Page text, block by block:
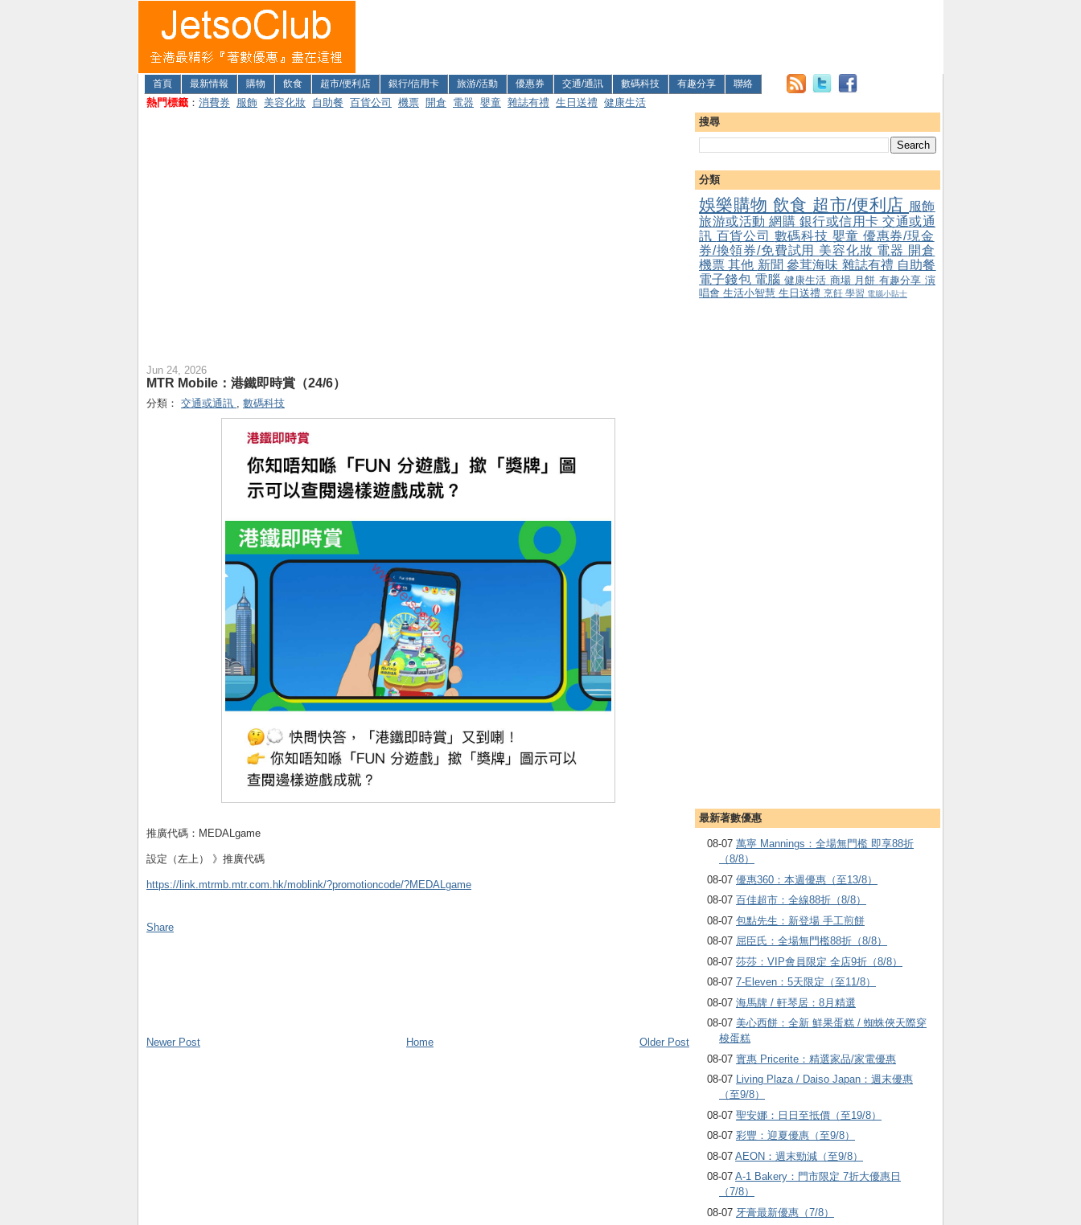
首頁 最新情報 購物 飲食 超市/便利店 銀行/信用卡 旅游/活動 優惠券 交通/通訊 數碼科技 有趣分享 聯絡
熱門標籤 ： 消費券 服飾 美容化妝 自助餐 百貨公司 機票 開倉 電器 嬰童 雜誌有禮 生日送禮 健康生活
搜尋
分類
娛樂購物 飲食 超市/便利店 服飾
旅游或活動 網購 銀行或信用卡 交通或通
訊 百貨公司 數碼科技 嬰童 優惠券/現金
券/換領券/免費試用 美容化妝 電器 開倉
機票其他 新聞參茸海味 雜誌有禮 自助餐
電子錢包 電腦 健康生活 商場 月餅 有趣分享 演
唱會 生活小智慧 生日送禮 烹飪 學習 電腦小貼士
最新著數優惠
08-07 萬寧 Mannings：全場無門檻 即享88折
（8/8）
08-07 優惠360：本週優惠（至13/8）
08-07 百佳超市：全線88折（8/8）
08-07 包點先生：新登場 手工煎餅
08-07 屈臣氏：全場無門檻88折（8/8）
08-07 莎莎：VIP會員限定 全店9折（8/8）
08-07 7-Eleven：5天限定（至11/8）
08-07 海馬牌 / 軒琴居：8月精選
08-07 美心西餅：全新 鮮果蛋糕 / 蜘蛛俠天際穿
梭蛋糕
08-07 實惠 Pricerite：精選家品/家電優惠
08-07 Living Plaza / Daiso Japan：週末優惠
（至9/8）
08-07 聖安娜：日日至抵價（至19/8）
08-07 彩豐：迎夏優惠（至9/8）
08-07 AEON：週末勁減（至9/8）
08-07 A-1 Bakery：門市限定 7折大優惠日
（7/8）
08-07 牙膏最新優惠（7/8）
Jun 24, 2026
MTR Mobile：港鐵即時賞（24/6）
分類： 交通或通訊 , 數碼科技
推廣代碼：MEDALgame
設定（左上） 》推廣代碼
https://link.mtrmb.mtr.com.hk/moblink/?promotioncode/?MEDALgame
Share
Newer Post Older Post
Home